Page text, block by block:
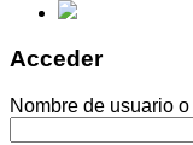
Acceder
Nombre de usuario